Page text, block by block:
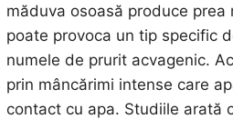
măduva osoasă produce prea
poate provoca un tip specific
numele de prurit acvagenic.
prin mâncărimi intense care
contact cu apa. Studiile arată